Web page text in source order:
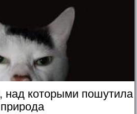
над которыми пошутила
природа